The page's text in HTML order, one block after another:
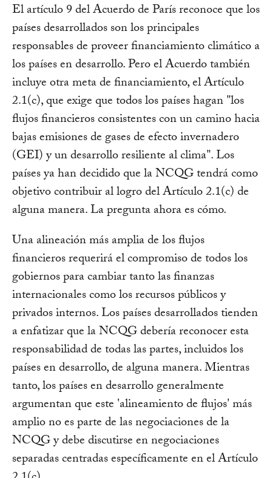
El artículo 9 del Acuerdo de París reconoce que los
países desarrollados son los principales
responsables de proveer financiamiento climático a
los países en desarrollo. Pero el Acuerdo también
incluye otra meta de financiamiento, el Artículo
2.1(c), que exige que todos los países hagan "los
flujos financieros consistentes con un camino hacia
bajas emisiones de gases de efecto invernadero
(GEI) y un desarrollo resiliente al clima". Los
países ya han decidido que la NCQG tendrá como
objetivo contribuir al logro del Artículo 2.1(c) de
alguna manera. La pregunta ahora es cómo.
Una alineación más amplia de los flujos
financieros requerirá el compromiso de todos los
gobiernos para cambiar tanto las finanzas
internacionales como los recursos públicos y
privados internos. Los países desarrollados tienden
a enfatizar que la NCQG debería reconocer esta
responsabilidad de todas las partes, incluidos los
países en desarrollo, de alguna manera. Mientras
tanto, los países en desarrollo generalmente
argumentan que este 'alineamiento de flujos' más
amplio no es parte de las negociaciones de la
NCQG y debe discutirse en negociaciones
separadas centradas específicamente en el Artículo